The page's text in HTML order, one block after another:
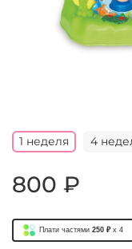
1 неделя 4
800 ₽
Плати частями 250 ₽ x 4